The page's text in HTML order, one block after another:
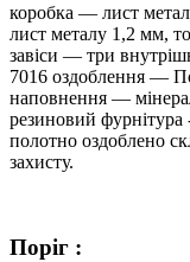
коробка — лист
лист металу 1,2 мм,
завіси — три
7016 оздоблення —
наповнення —
резиновий
полотно оздоблено
захисту.
Поріг :